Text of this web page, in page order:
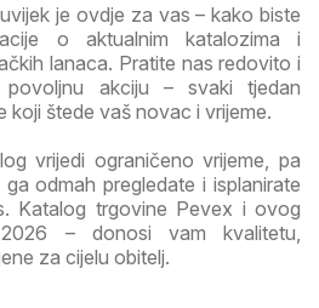
je ovdje za vas – kako biste
o aktualnim katalozima i
lanaca. Pratite nas redovito i
akciju – svaki tjedan
štede vaš novac i vrijeme.
vrijedi ograničeno vrijeme, pa
odmah pregledate i isplanirate
Katalog trgovine Pevex i ovog
– donosi vam kvalitetu,
za cijelu obitelj.